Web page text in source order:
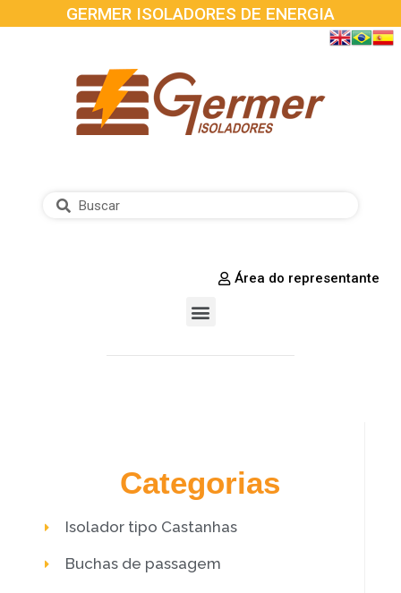
GERMER ISOLADORES DE ENERGIA
Área do representante
Categorias
Isolador tipo Castanhas
Buchas de passagem